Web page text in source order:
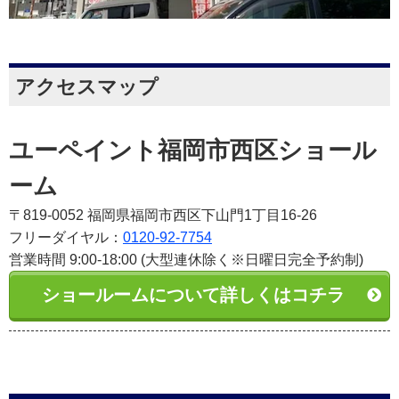
アクセスマップ
ユーペイント福岡市西区ショール
ーム
〒819-0052 福岡県福岡市西区下山門1丁目16-26
フリーダイヤル： 0120-92-7754
営業時間 9:00-18:00 (大型連休除く※日曜日完全予約制)
ショールームについて詳しくはコチラ